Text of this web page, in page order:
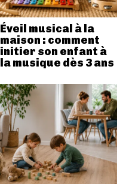
Éveil musical à la
maison : comment
initier son enfant à
la musique dès 3 ans